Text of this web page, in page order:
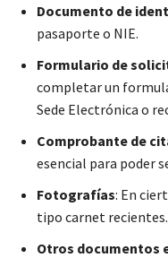
Documento de
pasaporte o NIE.
Formulario de
completar un
Sede Electrónica o
Comprobante de
esencial para poder
Fotografías: En
tipo carnet recientes.
Otros documentos